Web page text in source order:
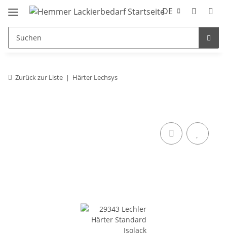
DE
Zurück zur Liste Härter Lechsys